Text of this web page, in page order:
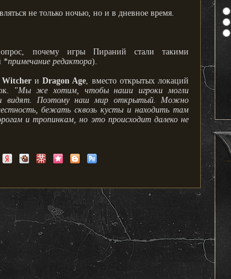
не только ночью, но и в дневное время.
почему игры Пираний стали такими
*примечание редактора).
WitcherиDragon Age, вместо открытых локаций
"Мы же хотим, чтобы наши игроки могли
видят. Поэтому наш мир открытый. Можно
бежать сквозь кусты и находить там
и тропинкам, но это происходит далеко не